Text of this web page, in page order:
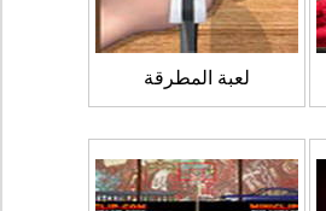
لعبة المطرقة